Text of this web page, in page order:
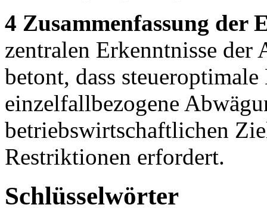
4 Zusammenfassung der
zentralen Erkenntnisse der
betont, dass
einzelfallbezogene
betriebswirtschaftlichen
Restriktionen erfordert.
Schlüsselwörter